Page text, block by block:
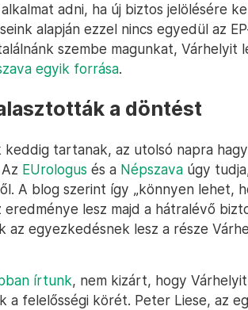
adni, ha új biztos jelölésére
alapján ezzel nincs egyedül az
szembe magunkat, Várhelyit
egyik forrása.
a döntést
keddig tartanak, az utolsó napra
EUrologus és a Népszava úgy
A blog szerint így „könnyen lehet,
eredménye lesz majd a hátralévő
az egyezkedésnek lesz a része
írtunk, nem kizárt, hogy
a felelősségi körét. Peter Liese, az